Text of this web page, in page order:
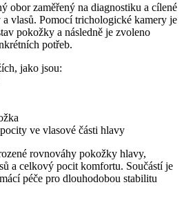
obor zaměřený na diagnostiku a cílené
vlasů. Pomocí trichologické kamery je
pokožky a následně je zvoleno
potřeb.
jako jsou:
ve vlasové části hlavy
rovnováhy pokožky hlavy,
a celkový pocit komfortu. Součástí je
péče pro dlouhodobou stabilitu